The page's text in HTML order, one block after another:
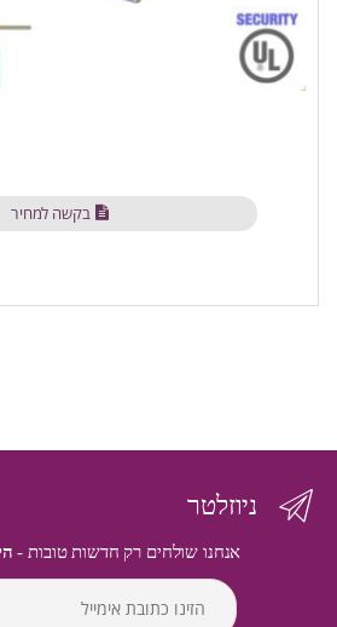
בקשה למחיר
ניוזלטר
אנחנו שולחים רק חדשות טובות -